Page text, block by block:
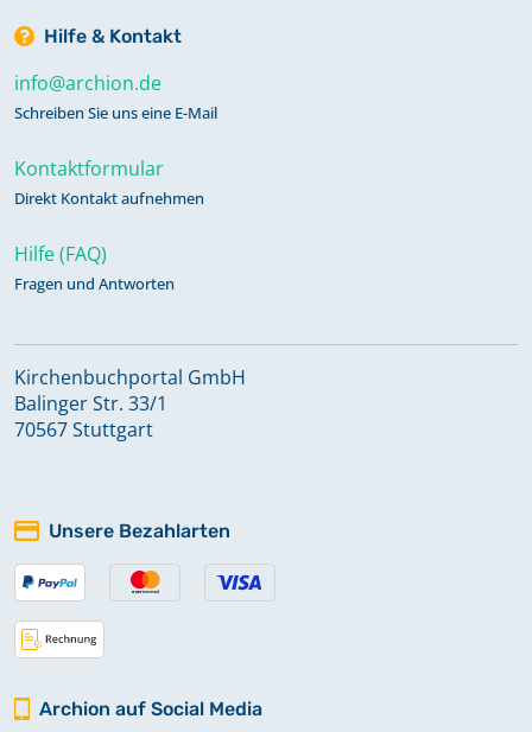
Hilfe & Kontakt
info@archion.de
Schreiben Sie uns eine E-Mail
Kontaktformular
Direkt Kontakt aufnehmen
Hilfe (FAQ)
Fragen und Antworten
Kirchenbuchportal GmbH
Balinger Str. 33/1
70567 Stuttgart
Unsere Bezahlarten
Archion auf Social Media